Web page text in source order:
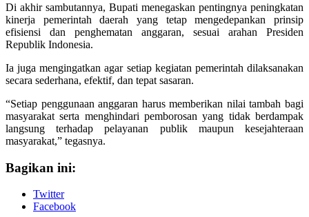
Di akhir sambutannya, Bupati menegaskan pentingnya peningkatan
kinerja pemerintah daerah yang tetap mengedepankan prinsip
efisiensi dan penghematan anggaran, sesuai arahan Presiden
Republik Indonesia.
Ia juga mengingatkan agar setiap kegiatan pemerintah dilaksanakan
secara sederhana, efektif, dan tepat sasaran.
“Setiap penggunaan anggaran harus memberikan nilai tambah bagi
masyarakat serta menghindari pemborosan yang tidak berdampak
langsung terhadap pelayanan publik maupun kesejahteraan
masyarakat,” tegasnya.
Bagikan ini:
Twitter
Facebook